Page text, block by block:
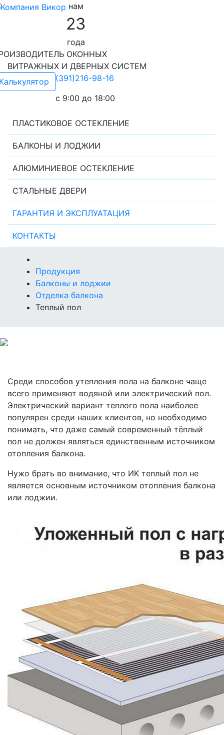
нам
23
года
ОКОННЫХ
И ДВЕРНЫХ СИСТЕМ
(391)216-98-16
c 9:00 до 18:00
ПЛАСТИКОВОЕ ОСТЕКЛЕНИЕ
БАЛКОНЫ И ЛОДЖИИ
АЛЮМИНИЕВОЕ ОСТЕКЛЕНИЕ
СТАЛЬНЫЕ ДВЕРИ
ГАРАНТИЯ И ЭКСПЛУАТАЦИЯ
КОНТАКТЫ
Продукция
Балконы и лоджии
Отделка балкона
Теплый пол
Среди способов утепления пола на балконе чаще
всего применяют водяной или электрический пол.
Электрический вариант теплого пола наиболее
популярен среди наших клиентов, но необходимо
понимать, что даже самый современный тёплый
пол не должен являться единственным источником
отопления балкона.
Нужо брать во внимание, что ИК теплый пол не
является основным источником отопления балкона
или лоджии.